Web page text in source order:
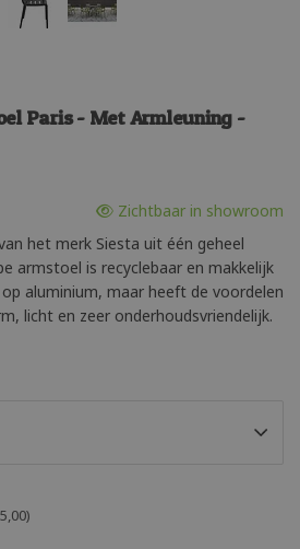
Paris - Met Armleuning -
Zichtbaar in showroom
het merk Siesta uit één geheel
armstoel is recyclebaar en makkelijk
aluminium, maar heeft de voordelen
licht en zeer onderhoudsvriendelijk.